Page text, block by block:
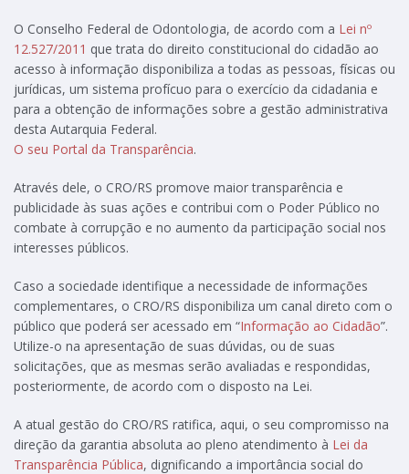
O Conselho Federal de Odontologia, de acordo com a Lei nº
12.527/2011 que trata do direito constitucional do cidadão ao
acesso à informação disponibiliza a todas as pessoas, físicas ou
jurídicas, um sistema profícuo para o exercício da cidadania e
para a obtenção de informações sobre a gestão administrativa
desta Autarquia Federal.
O seu Portal da Transparência.
Através dele, o CRO/RS promove maior transparência e
publicidade às suas ações e contribui com o Poder Público no
combate à corrupção e no aumento da participação social nos
interesses públicos.
Caso a sociedade identifique a necessidade de informações
complementares, o CRO/RS disponibiliza um canal direto com o
público que poderá ser acessado em “Informação ao Cidadão”.
Utilize-o na apresentação de suas dúvidas, ou de suas
solicitações, que as mesmas serão avaliadas e respondidas,
posteriormente, de acordo com o disposto na Lei.
A atual gestão do CRO/RS ratifica, aqui, o seu compromisso na
direção da garantia absoluta ao pleno atendimento à Lei da
Transparência Pública, dignificando a importância social do